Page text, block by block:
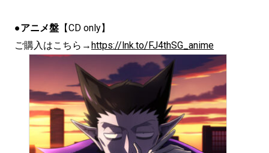
●アニメ盤 【CD only】
ご購入はこちら→https://lnk.to/FJ4thSG_anime